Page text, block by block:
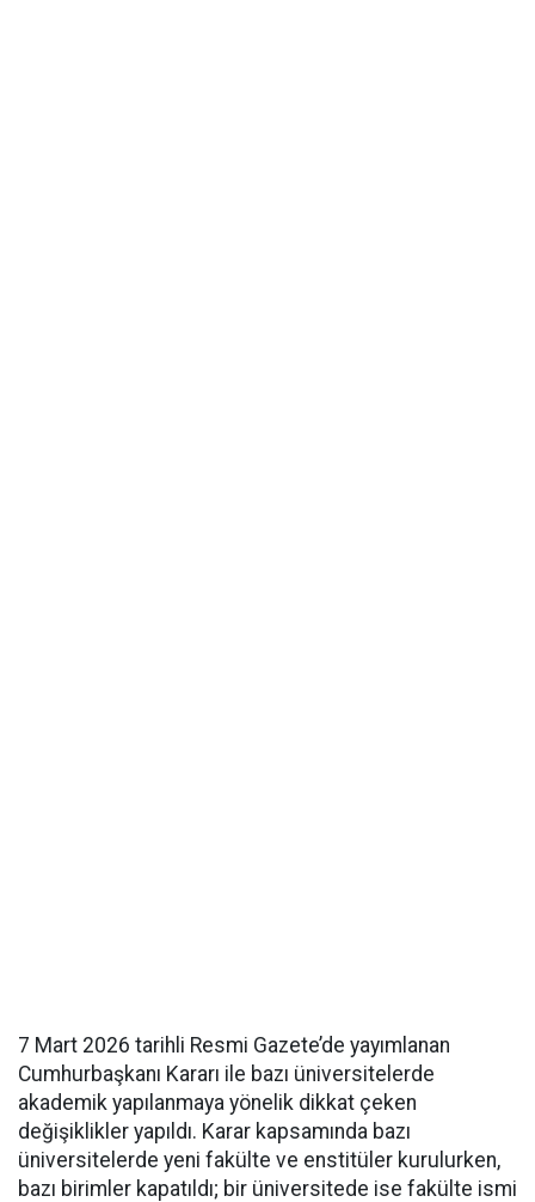
7 Mart 2026 tarihli Resmi Gazete’de yayımlanan
Cumhurbaşkanı Kararı ile bazı üniversitelerde
akademik yapılanmaya yönelik dikkat çeken
değişiklikler yapıldı. Karar kapsamında bazı
üniversitelerde yeni fakülte ve enstitüler kurulurken,
bazı birimler kapatıldı; bir üniversitede ise fakülte ismi